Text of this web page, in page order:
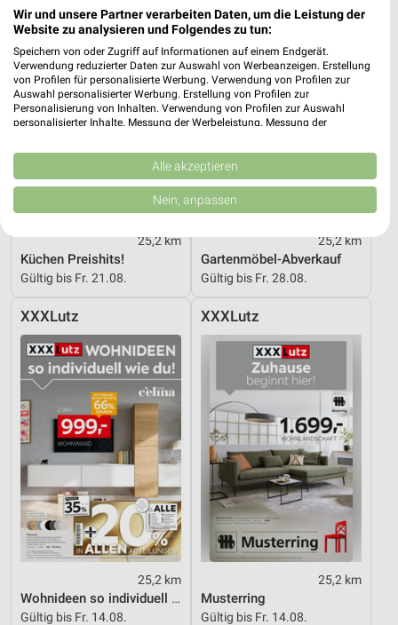
25,2 km
Küchen Preishits!
Gültig bis Fr. 21.08.
25,2 km
Gartenmöbel-Abverkauf
Gültig bis Fr. 28.08.
XXXLutz
25,2 km
Wohnideen so individuell wie du!
Gültig bis Fr. 14.08.
XXXLutz
25,2 km
Musterring
Gültig bis Fr. 14.08.
Wir und unsere Partner verarbeiten Daten, um die Leistung der
Website zu analysieren und Folgendes zu tun:
Speichern von oder Zugriff auf Informationen auf einem Endgerät.
Verwendung reduzierter Daten zur Auswahl von Werbeanzeigen. Erstellung
von Profilen für personalisierte Werbung. Verwendung von Profilen zur
Auswahl personalisierter Werbung. Erstellung von Profilen zur
Personalisierung von Inhalten. Verwendung von Profilen zur Auswahl
personalisierter Inhalte. Messung der Werbeleistung. Messung der
Kombinationen von Daten aus verschiedenen Quellen. Entwicklung und
Verbesserung der Angebote. Verwendung reduzierter Daten zur Auswahl
von Inhalten.
Daten können außerhalb der Europäischen Union weitergegeben und in die
USA gesendet werden.
Website/App.
Partnerliste anzeigen (1 IAB-Anbieter)
Wir nutzen Ihre Daten für folgende Zwecke:
IAB-Verarbeitungszwecke:
Speichern von oder Zugriff auf Informationen
auf einem Endgerät
Verwendung reduzierter Daten zur Auswahl von
Werbeanzeigen
Erstellung von Profilen für personalisierte
Werbung
Verwendung von Profilen zur Auswahl
personalisierter Werbung
Erstellung von Profilen zur Personalisierung
von Inhalten
Verwendung von Profilen zur Auswahl
personalisierter Inhalte
Alle akzeptieren
Nein, anpassen